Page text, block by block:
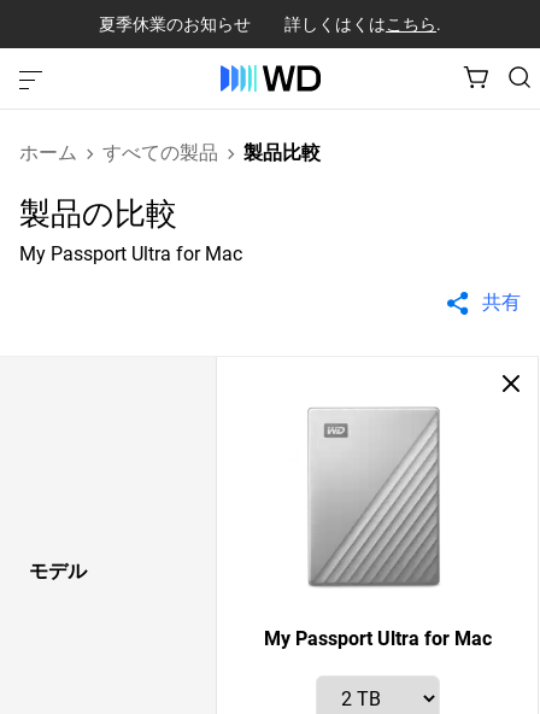
夏季休業のお知らせ 詳しくはくはこちら.
ホーム すべての製品 製品比較
製品の比較
My Passport Ultra for Mac
共有
モデル
My Passport Ultra for Mac